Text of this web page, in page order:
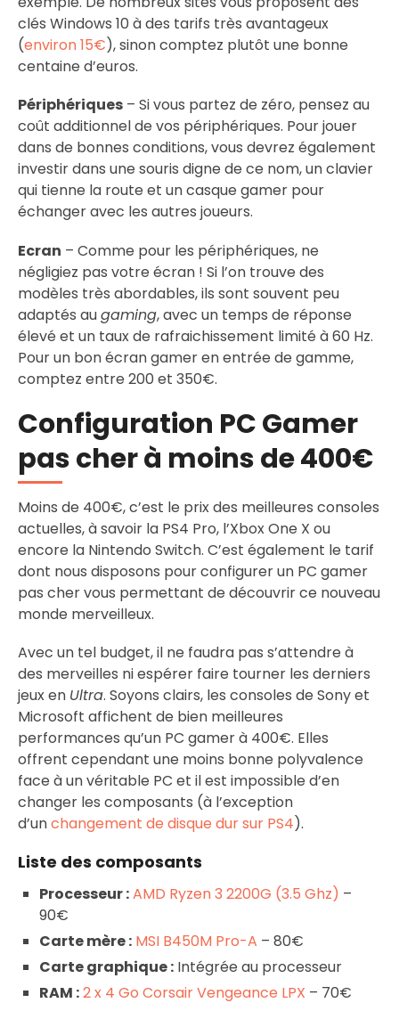
clés Windows 10 à des tarifs très avantageux
(environ 15€), sinon comptez plutôt une bonne
centaine d’euros.
Périphériques – Si vous partez de zéro, pensez au
coût additionnel de vos périphériques. Pour jouer
dans de bonnes conditions, vous devrez également
investir dans une souris digne de ce nom, un clavier
qui tienne la route et un casque gamer pour
échanger avec les autres joueurs.
Ecran – Comme pour les périphériques, ne
négligiez pas votre écran ! Si l’on trouve des
modèles très abordables, ils sont souvent peu
adaptés augaming, avec un temps de réponse
élevé et un taux de rafraichissement limité à 60 Hz.
Pour un bon écran gamer en entrée de gamme,
comptez entre 200 et 350€.
Configuration PC Gamer
pas cher à moins de 400€
Moins de 400€, c’est le prix des meilleures consoles
actuelles, à savoir la PS4 Pro, l’Xbox One X ou
encore la Nintendo Switch. C’est également le tarif
dont nous disposons pour configurer un PC gamer
pas cher vous permettant de découvrir ce nouveau
monde merveilleux.
Avec un tel budget, il ne faudra pas s’attendre à
des merveilles ni espérer faire tourner les derniers
jeux en Ultra. Soyons clairs, les consoles de Sony et
Microsoft affichent de bien meilleures
performances qu’un PC gamer à 400€. Elles
offrent cependant une moins bonne polyvalence
face à un véritable PC et il est impossible d’en
changer les composants (à l’exception
d’unchangement de disque dur sur PS4).
Liste des composants
Processeur :AMD Ryzen 3 2200G (3.5 Ghz) –
90€
Carte mère : MSI B450M Pro-A – 80€
Carte graphique : Intégrée au processeur
RAM :2 x 4 Go Corsair Vengeance LPX – 70€